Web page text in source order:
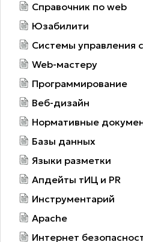
Справочник по web
Юзабилити
Системы управления
Web-мастеру
Программирование
Веб-дизайн
Нормативные
Базы данных
Языки разметки
Апдейты тИЦ и PR
Инструментарий
Apache
Интернет